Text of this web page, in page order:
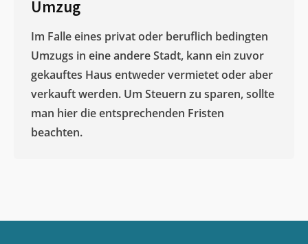
Umzug
Im Falle eines privat oder beruflich bedingten
Umzugs in eine andere Stadt, kann ein zuvor
gekauftes Haus entweder vermietet oder aber
verkauft werden. Um Steuern zu sparen, sollte
man hier die entsprechenden Fristen
beachten.